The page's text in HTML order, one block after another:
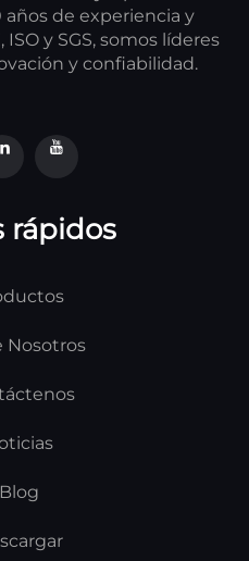
de experiencia y
y SGS, somos líderes
y confiabilidad.
rápidos
Nosotros
Blog